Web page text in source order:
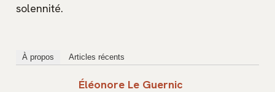
solennité.
À propos Articles récents
Éléonore Le Guernic